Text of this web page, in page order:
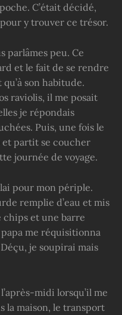
C’était décidé,
y trouver ce trésor.
parlâmes peu. Ce
et le fait de se rendre
son habitude.
raviolis, il me posait
je répondais
Puis, une fois le
et partit se coucher
journée de voyage.
pour mon périple.
remplie d’eau et mis
chips et une barre
me réquisitionna
je soupirai mais
midi lorsqu’il me
la maison, le transport